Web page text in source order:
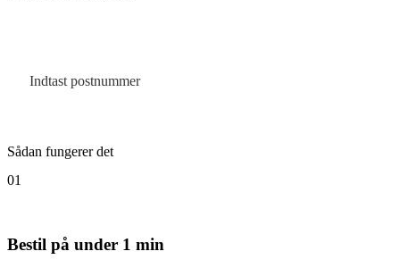
Sådan fungerer det
01
Bestil på under 1 min